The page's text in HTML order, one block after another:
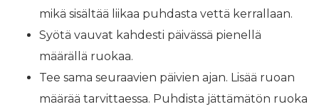
mikä sisältää liikaa puhdasta vettä kerrallaan.
Syötä vauvat kahdesti päivässä pienellä
määrällä ruokaa.
Tee sama seuraavien päivien ajan. Lisää ruoan
määrää tarvittaessa. Puhdista jättämätön ruoka